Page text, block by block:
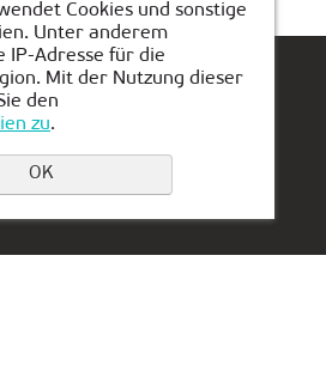
Platz buchen
Cookies und sonstige
Unter anderem
Adresse für die
Mit der Nutzung dieser
den
zu.
OK